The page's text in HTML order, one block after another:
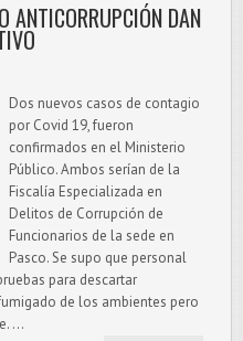
ANTICORRUPCIÓN DAN
Dos nuevos casos de contagio
por Covid 19, fueron
confirmados en el Ministerio
Público. Ambos serían de la
Fiscalía Especializada en
Delitos de Corrupción de
Funcionarios de la sede en
Pasco. Se supo que personal
para descartar
de los ambientes pero
...